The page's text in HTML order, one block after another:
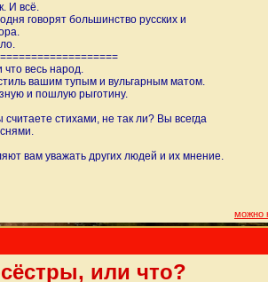
И всё.
говорят большинство русских и
что весь народ.
вашим тупым и вульгарным матом.
и пошлую рыготину.
стихами, не так ли? Вы всегда
вам уважать других людей и их мнение.
можно
или что?